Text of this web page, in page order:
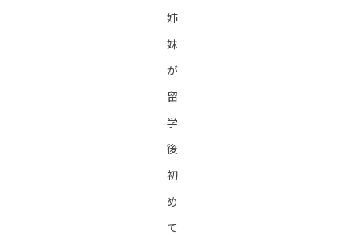
姉
妹
が
留
学
後
初
め
て